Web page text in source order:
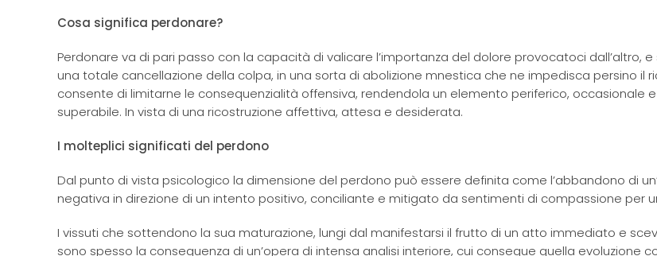
Cosa significa perdonare?
Perdonare va di pari passo con la capacità di valicare l’importanza del dolore provocatoci dall’altro,
una totale cancellazione della colpa, in una sorta di abolizione mnestica che ne impedisca persino il
consente di limitarne le consequenzialità offensiva, rendendola un elemento periferico, occasionale
superabile. In vista di una ricostruzione affettiva, attesa e desiderata.
I molteplici significati del perdono
Dal punto di vista psicologico la dimensione del perdono può essere definita come l’abbandono di
negativa in direzione di un intento positivo, conciliante e mitigato da sentimenti di compassione per
I vissuti che sottendono la sua maturazione, lungi dal manifestarsi il frutto di un atto immediato e
sono spesso la conseguenza di un’opera di intensa analisi interiore, cui consegue quella evoluzione